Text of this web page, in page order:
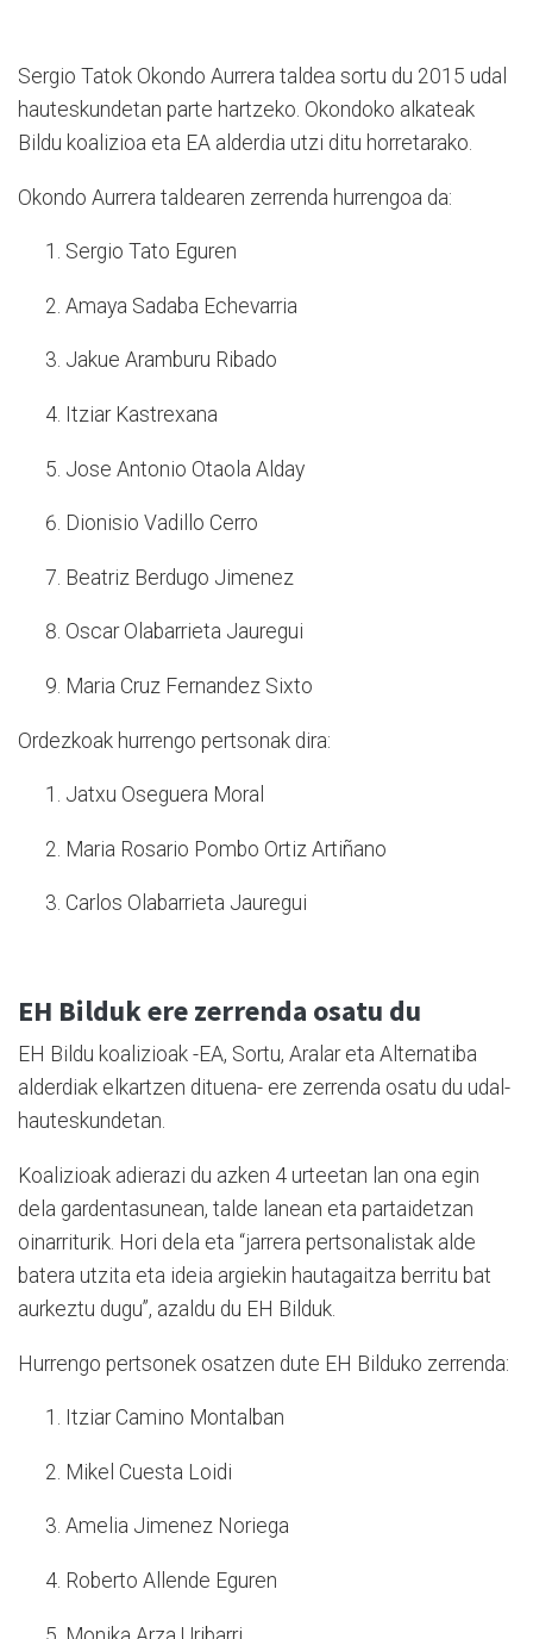
Sergio Tatok Okondo Aurrera taldea sortu du 2015 udal
hauteskundetan parte hartzeko. Okondoko alkateak
Bildu koalizioa eta EA alderdia utzi ditu horretarako.
Okondo Aurrera taldearen zerrenda hurrengoa da:
Sergio Tato Eguren
Amaya Sadaba Echevarria
Jakue Aramburu Ribado
Itziar Kastrexana
Jose Antonio Otaola Alday
Dionisio Vadillo Cerro
Beatriz Berdugo Jimenez
Oscar Olabarrieta Jauregui
Maria Cruz Fernandez Sixto
Ordezkoak hurrengo pertsonak dira:
Jatxu Oseguera Moral
Maria Rosario Pombo Ortiz Artiñano
Carlos Olabarrieta Jauregui
EH Bilduk ere zerrenda osatu du
EH Bildu koalizioak -EA, Sortu, Aralar eta Alternatiba
alderdiak elkartzen dituena- ere zerrenda osatu du udal-
hauteskundetan.
Koalizioak adierazi du azken 4 urteetan lan ona egin
dela gardentasunean, talde lanean eta partaidetzan
oinarriturik. Hori dela eta “jarrera pertsonalistak alde
batera utzita eta ideia argiekin hautagaitza berritu bat
aurkeztu dugu”, azaldu du EH Bilduk.
Hurrengo pertsonek osatzen dute EH Bilduko zerrenda:
Itziar Camino Montalban
Mikel Cuesta Loidi
Amelia Jimenez Noriega
Roberto Allende Eguren